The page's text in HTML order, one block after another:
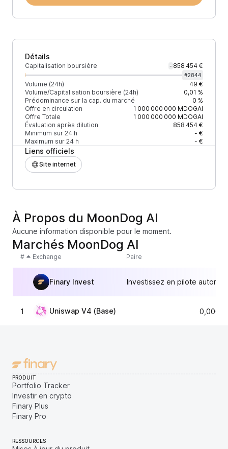
Détails
Capitalisation boursière - 858 454 €
#2844
Volume (24h)
49 €
Volume/Capitalisation boursière (24h)
0,01 %
Prédominance sur la cap. du marché
0 %
Offre en circulation
1 000 000 000 MDOGAI
Offre Totale
1 000 000 000 MDOGAI
Évaluation après dilution
858 454 €
Minimum sur 24 h
- €
Maximum sur 24 h
- €
Liens officiels
Site internet
À Propos du MoonDog AI
Aucune information disponible pour le moment.
Marchés MoonDog AI
# Exchange Paire
Finary Invest Investissez en pilote
1 Uniswap V4 (Base)
PRODUIT
Portfolio Tracker
Investir en crypto
Finary Plus
Finary Pro
RESSOURCES